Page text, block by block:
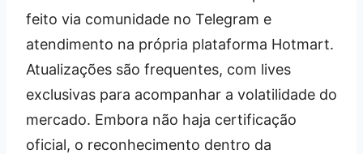
feito via comunidade no Telegram e
atendimento na própria plataforma Hotmart.
Atualizações são frequentes, com lives
exclusivas para acompanhar a volatilidade do
mercado. Embora não haja certificação
oficial, o reconhecimento dentro da